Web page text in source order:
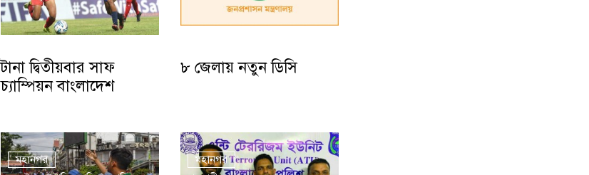
টানা দ্বিতীয়বার সাফ
চ্যাম্পিয়ন বাংলাদেশ
৮ জেলায় নতুন ডিসি
মহানগর মহানগর